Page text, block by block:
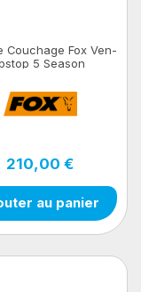
Couchage Fox Ven-
5 Season
210,00 €
au panier